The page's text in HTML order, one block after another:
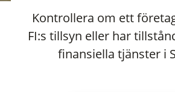
Kontrollera om ett
FI:s tillsyn eller har
finansiella tjänster i